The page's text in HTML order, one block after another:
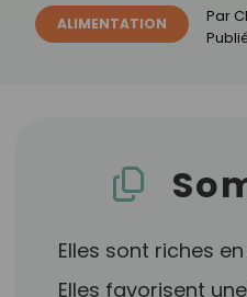
ALIMENTATION Par
Elles sont riches
Elles favorisent